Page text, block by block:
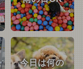
今日は何の